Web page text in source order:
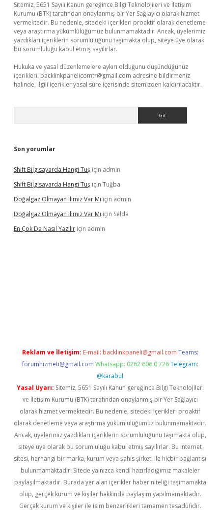
Sitemiz, 5651 Sayılı Kanun gereğince Bilgi Teknolojileri ve İletişim
Kurumu (BTK) tarafından onaylanmış bir Yer Sağlayıcı olarak hizmet
vermektedir. Bu nedenle, sitedeki içerikleri proaktif olarak denetleme
veya araştırma yükümlülüğümüz bulunmamaktadır. Ancak, üyelerimiz
yazdıkları içeriklerin sorumluluğunu taşımakta olup, siteye üye olarak
bu sorumluluğu kabul etmiş sayılırlar.
Hukuka ve yasal düzenlemelere aykırı olduğunu düşündüğünüz
içerikleri, backlinkpanelicomtr@gmail.com adresine bildirmeniz
halinde, ilgili içerikler yasal süre içerisinde sitemizden kaldırılacaktır.
Son yorumlar
Shift Bilgisayarda Hangi Tuş için admin
Shift Bilgisayarda Hangi Tuş için Tuğba
Doğalgaz Olmayan Ilimiz Var Mı için admin
Doğalgaz Olmayan Ilimiz Var Mı için Selda
En Çok Da Nasıl Yazılır için admin
Reklam ve İletişim: E-mail: backlinkpaneli@gmail.com Teams:
forumhizmeti@gmail.com Whatsapp: 0262 606 0 726 Telegram:
@karabul
Yasal Uyarı: Sitemiz, 5651 Sayılı Kanun gereğince Bilgi Teknolojileri
ve İletişim Kurumu (BTK) tarafından onaylanmış bir Yer Sağlayıcı
olarak hizmet vermektedir. Bu nedenle, sitedeki içerikleri proaktif
olarak denetleme veya araştırma yükümlülüğümüz bulunmamaktadır.
Ancak, üyelerimiz yazdıkları içeriklerin sorumluluğunu taşımakta olup,
siteye üye olarak bu sorumluluğu kabul etmiş sayılırlar. Bu internet
sitesi, herhangi bir marka, kurum veya şahıs şirketi ile hiçbir bağlantısı
bulunmamaktadır. Sitede yalnızca kendi hazırladığımız makaleler
paylaşılmaktadır. Burada yer alan içerikler haber niteliği taşımamakta
olup, gerçek kurum ve kişiler hakkında paylaşım yapılmamaktadır.
Gerçek kurum ve kişiler ile isim benzerlikleri tamamen tesadüfidir.